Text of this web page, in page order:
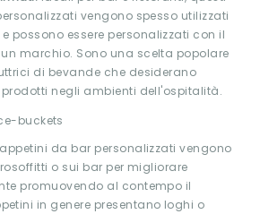
vengono spesso utilizzati
possono essere personalizzati con il
marchio. Sono una scelta popolare
di bevande che desiderano
prodotti negli ambienti dell'ospitalità.
da bar personalizzati vengono
o sui bar per migliorare
promuovendo al contempo il
in genere presentano loghi o